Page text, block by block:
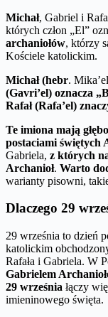
Michał, Gabriel i
których człon „El”
archaniołów, którzy
Kościele katolickim.
Michał (hebr.
(Gavri’el) oznacza
Rafał (Rafa’el)
Te imiona mają
postaciami świętych
Gabriela, z których
Archanioł. Warto
warianty pisowni,
Dlaczego 29
29 września to dzień
katolickim
Rafała i Gabriela. W
Gabrielem
29 września łączy
imieninowego święta.